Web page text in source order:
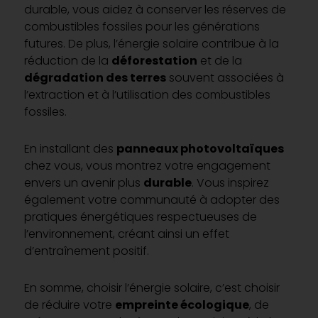
durable, vous aidez à conserver les réserves de
combustibles fossiles pour les générations
futures. De plus, l’énergie solaire contribue à la
réduction de la déforestation et de la
dégradation des terressouvent associées à
l’extraction et à l’utilisation des combustibles
fossiles.
En installant des panneaux photovoltaïques
chez vous, vous montrez votre engagement
envers un avenir plus durable. Vous inspirez
également votre communauté à adopter des
pratiques énergétiques respectueuses de
l’environnement, créant ainsi un effet
d’entraînement positif.
En somme, choisir l’énergie solaire, c’est choisir
de réduire votre empreinte écologique, de